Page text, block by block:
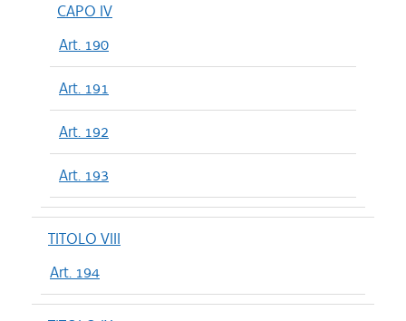
CAPO IV
Art. 190
Art. 191
Art. 192
Art. 193
TITOLO VIII
Art. 194